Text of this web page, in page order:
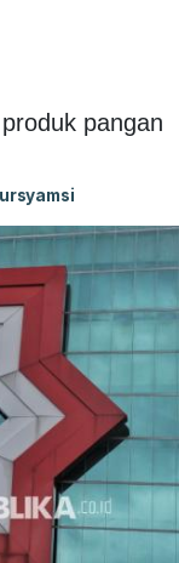
pangan